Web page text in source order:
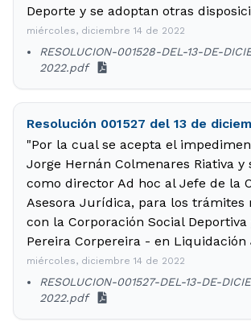
Deporte y se adoptan otras
miércoles, diciembre 14 de 2022
RESOLUCION-001528-DEL-13-DE-
2022.pdf
Resolución 001527 del 13 de
"Por la cual se acepta el
Jorge Hernán Colmenares Riativa y
como director Ad hoc al Jefe de la
Asesora Jurídica, para los trámites
con la Corporación Social
Pereira Corpereira - en Liquidación
miércoles, diciembre 14 de 2022
RESOLUCION-001527-DEL-13-DE-
2022.pdf